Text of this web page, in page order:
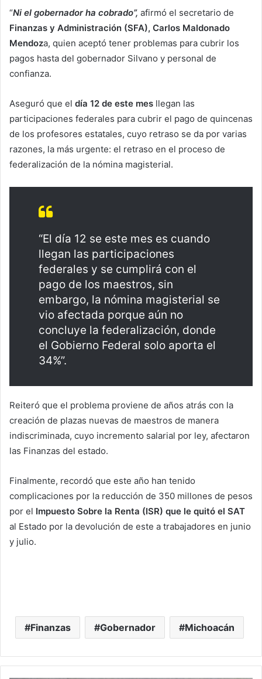
“Ni el gobernador ha cobrado”, afirmó el secretario de
Finanzas y Administración (SFA), Carlos Maldonado
Mendoza, quien aceptó tener problemas para cubrir los
pagos hasta del gobernador Silvano y personal de
confianza.
Aseguró que el día 12 de este mes llegan las
participaciones federales para cubrir el pago de quincenas
de los profesores estatales, cuyo retraso se da por varias
razones, la más urgente: el retraso en el proceso de
federalización de la nómina magisterial.
“El día 12 se este mes es cuando
llegan las participaciones
federales y se cumplirá con el
pago de los maestros, sin
embargo, la nómina magisterial se
vio afectada porque aún no
concluye la federalización, donde
el Gobierno Federal solo aporta el
34%”.
Reiteró que el problema proviene de años atrás con la
creación de plazas nuevas de maestros de manera
indiscriminada, cuyo incremento salarial por ley, afectaron
las Finanzas del estado.
Finalmente, recordó que este año han tenido
complicaciones por la reducción de 350 millones de pesos
por el Impuesto Sobre la Renta (ISR) que le quitó el SAT
al Estado por la devolución de este a trabajadores en junio
y julio.
Finanzas Gobernador Michoacán